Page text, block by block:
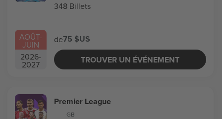
AOÛT-
JUIN
2026-
2027
348 Billets
de75 $US
TROUVER UN ÉVÉNEMENT
Premier League
GB